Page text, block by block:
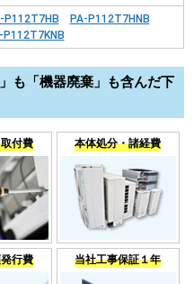
P112T7HB
PA-P112T7HNB
P112T7KNB
も「機器廃棄」も含んだ下
付費 本体処分・諸経費
行費 当社工事保証１年